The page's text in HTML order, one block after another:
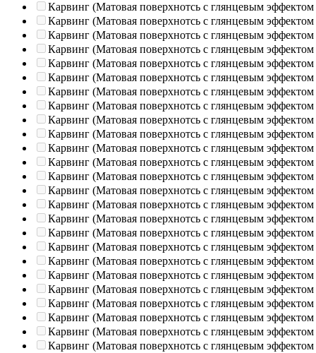
Карвинг (Матовая поверхнотсь с глянцевым эффектом
Карвинг (Матовая поверхнотсь с глянцевым эффектом
Карвинг (Матовая поверхнотсь с глянцевым эффектом
Карвинг (Матовая поверхнотсь с глянцевым эффектом
Карвинг (Матовая поверхнотсь с глянцевым эффектом
Карвинг (Матовая поверхнотсь с глянцевым эффектом
Карвинг (Матовая поверхнотсь с глянцевым эффектом
Карвинг (Матовая поверхнотсь с глянцевым эффектом
Карвинг (Матовая поверхнотсь с глянцевым эффектом
Карвинг (Матовая поверхнотсь с глянцевым эффектом
Карвинг (Матовая поверхнотсь с глянцевым эффектом
Карвинг (Матовая поверхнотсь с глянцевым эффектом
Карвинг (Матовая поверхнотсь с глянцевым эффектом
Карвинг (Матовая поверхнотсь с глянцевым эффектом
Карвинг (Матовая поверхнотсь с глянцевым эффектом
Карвинг (Матовая поверхнотсь с глянцевым эффектом
Карвинг (Матовая поверхнотсь с глянцевым эффектом
Карвинг (Матовая поверхнотсь с глянцевым эффектом
Карвинг (Матовая поверхнотсь с глянцевым эффектом
Карвинг (Матовая поверхнотсь с глянцевым эффектом
Карвинг (Матовая поверхнотсь с глянцевым эффектом
Карвинг (Матовая поверхнотсь с глянцевым эффектом
Карвинг (Матовая поверхнотсь с глянцевым эффектом
Карвинг (Матовая поверхнотсь с глянцевым эффектом
Карвинг (Матовая поверхнотсь с глянцевым эффектом